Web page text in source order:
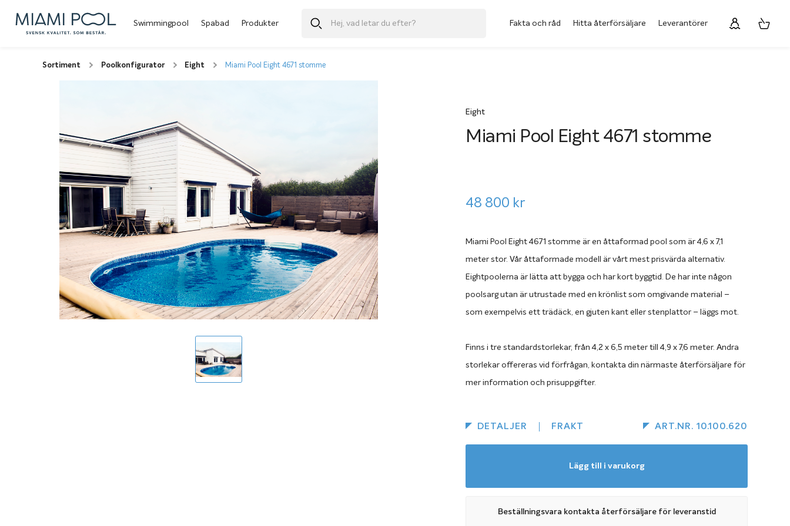
Swimmingpool Spabad Produkter Fakta och råd Hitta återförsäljare Leverantörer
Sortiment Poolkonfigurator Eight Miami Pool Eight 4671 stomme
Eight
Miami Pool Eight 4671 stomme
48 800 kr
Miami Pool Eight 4671 stomme är en åttaformad pool som är 4,6 x 7,1
meter stor. Vår åttaformade modell är vårt mest prisvärda alternativ.
Eightpoolerna är lätta att bygga och har kort byggtid. De har inte någon
poolsarg utan är utrustade med en krönlist som omgivande material –
som exempelvis ett trädäck, en gjuten kant eller stenplattor – läggs mot.
Finns i tre standardstorlekar, från 4,2 x 6,5 meter till 4,9 x 7,6 meter. Andra
storlekar offereras vid förfrågan, kontakta din närmaste återförsäljare för
mer information och prisuppgifter.
DETALJER FRAKT ART.NR. 10.100.620
Lägg till i varukorg
Beställningsvara kontakta återförsäljare för leveranstid